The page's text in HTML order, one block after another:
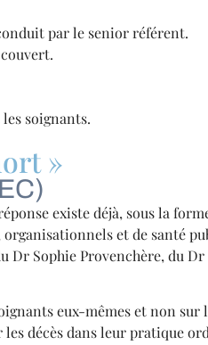
par le senior référent.
soignants.
»
existe déjà, sous la
et de santé
Dr Sophie Provenchère, du
eux-mêmes et non sur
décès dans leur pratique